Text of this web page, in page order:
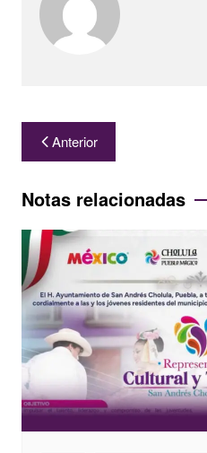
Navegación
de
entradas
Anterior
Notas relacionadas